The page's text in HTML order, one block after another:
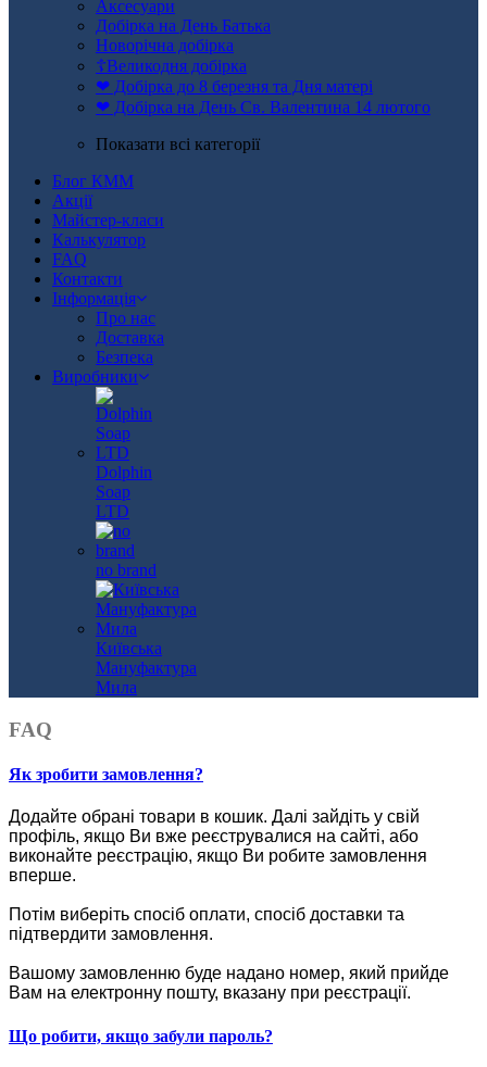
Аксесуари
Добірка на День Батька
Новорічна добірка
☦Великодня добірка
❤ Добірка до 8 березня та Дня матері
❤ Добірка на День Св. Валентина 14 лютого
Показати всі категорії
Блог КММ
Акції
Майстер-класи
Калькулятор
FAQ
Контакти
Інформація
Про нас
Доставка
Безпека
Виробники
Dolphin
Soap
LTD
no brand
Київська
Мануфактура
Мила
FAQ
Як зробити замовлення?
Додайте обрані товари в кошик. Далі зайдіть у свій
профіль, якщо Ви вже реєструвалися на сайті, або
виконайте реєстрацію, якщо Ви робите замовлення
вперше.
Потім виберіть спосіб оплати, спосіб доставки та
підтвердити замовлення.
Вашому замовленню буде надано номер, який прийде
Вам на електронну пошту, вказану при реєстрації.
Що робити, якщо забули пароль?